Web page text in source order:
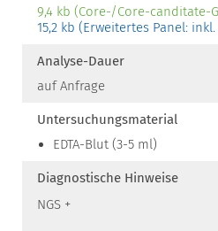
9,4 kb (Core-/Core-canditate-
15,2 kb (Erweitertes Panel:
Analyse-Dauer
auf Anfrage
Untersuchungsmaterial
EDTA-Blut (3-5 ml)
Diagnostische Hinweise
NGS +